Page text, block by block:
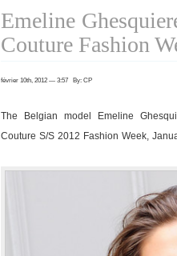
Emeline
Couture Fashion
février 10th, 2012 — 3:57 By: CP
The Belgian model Emeline
Couture S/S 2012 Fashion Week,